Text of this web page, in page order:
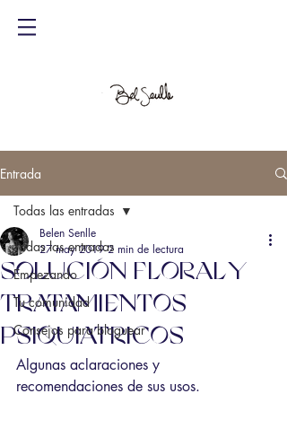
Entrada
Todas las entradas
Empezando
Tu comunidad
Consejos para bloguear
Todas las entradas
SOLUCIÓN FLORAL Y
TRATAMIENTOS
PSIQUIATRICOS
Belen Senlle
27 may 2019 2 min de lectura
Algunas aclaraciones y
recomendaciones de sus usos.